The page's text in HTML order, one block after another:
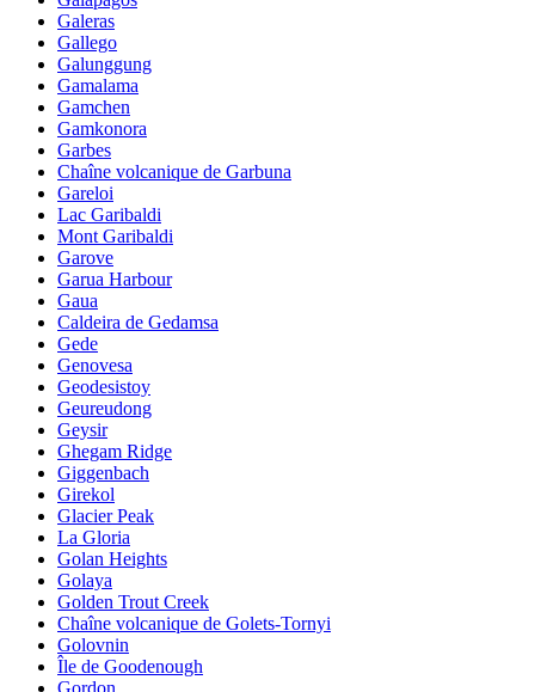
Galeras
Gallego
Galunggung
Gamalama
Gamchen
Gamkonora
Garbes
Chaîne volcanique de Garbuna
Gareloi
Lac Garibaldi
Mont Garibaldi
Garove
Garua Harbour
Gaua
Caldeira de Gedamsa
Gede
Genovesa
Geodesistoy
Geureudong
Geysir
Ghegam Ridge
Giggenbach
Girekol
Glacier Peak
La Gloria
Golan Heights
Golaya
Golden Trout Creek
Chaîne volcanique de Golets-Tornyi
Golovnin
Île de Goodenough
Gordon